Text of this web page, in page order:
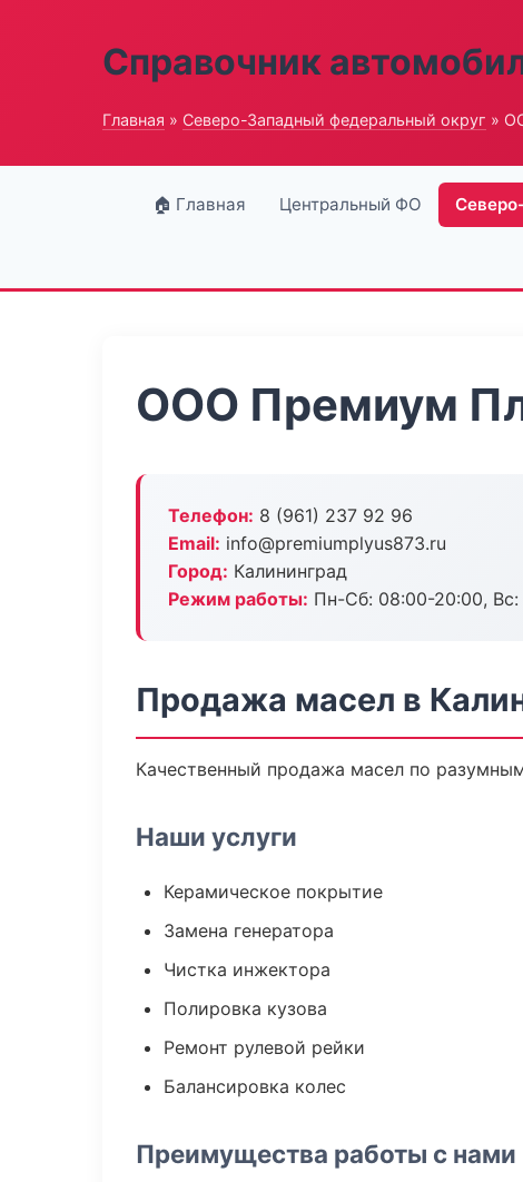
Справочник
Главная » Северо-Западный федеральный округ »
🏠 Главная Центральный ФО
ООО Премиум
Телефон: 8 (961) 237 92 96
Email: info@premiumplyus873.ru
Город: Калининград
Режим работы: Пн-Сб: 08:00-20:00, Вс:
Продажа масел в
Качественный продажа масел по
Наши услуги
Керамическое покрытие
Замена генератора
Чистка инжектора
Полировка кузова
Ремонт рулевой рейки
Балансировка колес
Преимущества работы с нами